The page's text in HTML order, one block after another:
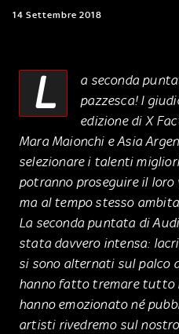
14 Settembre 2018
L
a seconda
pazzesca! I
edizione di X
Mara Maionchi e Asia
selezionare i talenti
potranno proseguire il loro
ma al tempo stesso
La seconda puntata di
stata davvero intensa:
si sono alternati sul palco
hanno fatto tremare tutto
hanno emozionato né
artisti rivedremo sul